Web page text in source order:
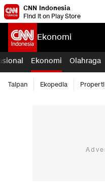
CNN Indonesia
Find it on Play Store
Ekonomi
Ekonomi Olahraga
Taipan Ekopedia Properti